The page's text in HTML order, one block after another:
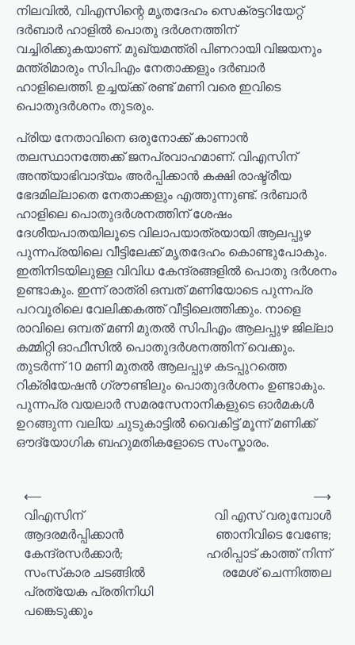
നിലവിൽ, വിഎസിന്റെ മൃതദേഹം സെക്രട്ടറിയേറ്റ്
ദർബാർ ഹാളിൽ പൊതു ദർശനത്തിന്
വച്ചിരിക്കുകയാണ്. മുഖ്യമന്ത്രി പിണറായി വിജയനും
മന്ത്രിമാരും സിപിഎം നേതാക്കളും ദർബാർ
ഹാളിലെത്തി. ഉച്ചയ്ക്ക് രണ്ട് മണി വരെ ഇവിടെ
പൊതുദർശനം തുടരും.
പ്രിയ നേതാവിനെ ഒരുനോക്ക് കാണാൻ
തലസ്ഥാനത്തേക്ക് ജനപ്രവാഹമാണ്. വിഎസിന്
അന്ത്യാഭിവാദ്യം അർപ്പിക്കാൻ കക്ഷി രാഷ്ട്രീയ
ഭേദമില്ലാതെ നേതാക്കളും എത്തുന്നുണ്ട്. ദർബാർ
ഹാളിലെ പൊതുദർശനത്തിന് ശേഷം
ദേശീയപാതയിലൂടെ വിലാപയാത്രയായി ആലപ്പുഴ
പുന്നപ്രയിലെ വീട്ടിലേക്ക് മൃതദേഹം കൊണ്ടുപോകും.
ഇതിനിടയിലുള്ള വിവിധ കേന്ദ്രങ്ങളിൽ പൊതു ദർശനം
ഉണ്ടാകും. ഇന്ന് രാത്രി ഒമ്പത് മണിയോടെ പുന്നപ്ര
പറവൂരിലെ വേലിക്കകത്ത് വീട്ടിലെത്തിക്കും. നാളെ
രാവിലെ ഒമ്പത് മണി മുതൽ സിപിഎം ആലപ്പുഴ ജില്ലാ
കമ്മിറ്റി ഓഫീസിൽ പൊതുദർശനത്തിന് വെക്കും.
തുടർന്ന് 10 മണി മുതൽ ആലപ്പുഴ കടപ്പുറത്തെ
റിക്രിയേഷൻ ഗ്രൗണ്ടിലും പൊതുദർശനം ഉണ്ടാകും.
പുന്നപ്ര വയലാർ സമരസേനാനികളുടെ ഓർമകൾ
ഉറങ്ങുന്ന വലിയ ചുടുകാട്ടിൽ വൈകിട്ട് മൂന്ന് മണിക്ക്
ഔദ്യോഗിക ബഹുമതികളോടെ സംസ്കാരം.
⟵
വിഎസിന്
ആദരമർപ്പിക്കാൻ
കേന്ദ്രസര്‍ക്കാർ;
സംസ്‌കാര ചടങ്ങില്‍
പ്രത്യേക പ്രതിനിധി
പങ്കെടുക്കും
വി എസ് വരുമ്പോള്‍
ഞാനിവിടെ വേണ്ടേ;
ഹരിപ്പാട് കാത്ത് നിന്ന്
രമേശ് ചെന്നിത്തല
⟶